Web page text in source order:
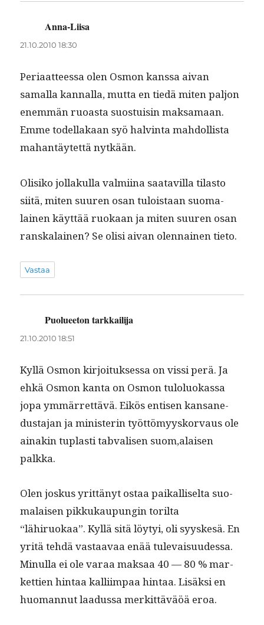
Anna-Liisa
21.10.2010 18:30
Peri­aat­teessa olen Osmon kanssa aivan
samal­la kan­nal­la, mut­ta en tiedä miten paljon
enem­män ruoas­ta suos­tu­isin mak­samaan.
Emme todel­lakaan syö halv­in­ta mah­dol­lista
mahan­täytet­tä nytkään.
Olisiko jol­lakul­la valmi­ina saatavil­la tilas­to
siitä, miten suuren osan tulois­taan suo­ma­
lainen käyt­tää ruokaan ja miten suuren osan
ran­skalainen? Se olisi aivan olen­nainen tieto.
Vastaa
Puolueeton tarkkailija
21.10.2010 18:51
Kyl­lä Osmon kir­joituk­ses­sa on vis­si perä. Ja
ehkä Osmon kan­ta on Osmon tulolu­okas­sa
jopa ymmär­ret­tävä. Eikös entisen kansane­
dus­ta­jan ja min­is­terin työt­tömyysko­r­vaus ole
ainakin tuplas­ti tab­valisen suom,alaisen
palkka.
Olen joskus yrit­tänyt ostaa paikalliselta suo­
ma­laisen pikkukaupun­gin toril­ta
“lähiruokaa”. Kyl­lä sitä löy­tyi, oli syyskesä. En
yritä tehdä vas­taavaa enää tule­vaisu­udessa.
Min­ul­la ei ole varaa mak­saa 40 — 80 % mar­
ket­tien hin­taa kalli­im­paa hin­taa. Lisäk­si en
huo­man­nut laadus­sa merkit­täväöä eroa.